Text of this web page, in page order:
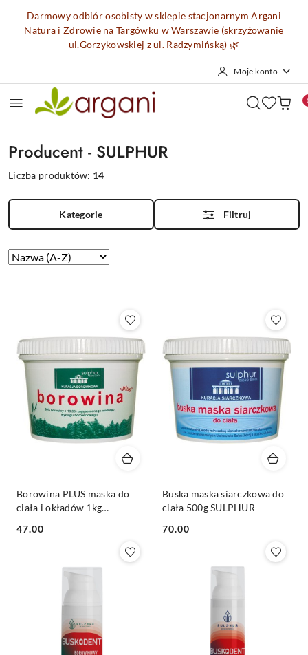
Przejdź do treści głównej
Przejdź do wyszukiwarki
Przejdź do moje konto
Przejdź do menu głównego
Przejdź do stopki
Darmowy odbiór osobisty w sklepie stacjonarnym Argani
Natura i Zdrowie na Targówku w Warszawie (skrzyżowanie
ul.Gorzykowskiej z ul. Radzymińską) 🌿
Moje konto
Producent - SULPHUR
Liczba produktów: 14
Kategorie Filtruj
Zastosowano
Sortuj
Borowina PLUS maska do
ciała i okładów 1kg
Cena:
47.00
Buska maska siarczkowa do
ciała 500g SULPHUR
Cena:
70.00